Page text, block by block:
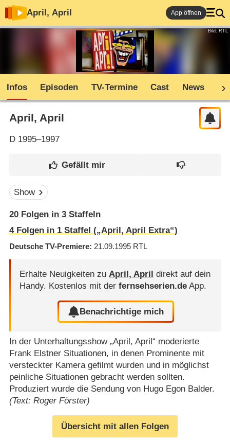
April, April App öffnen
Bild: RTL
Infos Episoden TV-Termine Cast News
April, April
D1995–1997
Show
20Folgen in 3Staffeln
4Folgen in 1Staffel („April, April Extra“)
Deutsche TV-Premiere 21.09.1995 RTL
Erhalte Neuigkeiten zu April, April direkt auf dein
Handy. Kostenlos mit der fernsehserien.deApp.
Benachrichtige mich
In der Unterhaltungsshow „April, April“ moderierte
Frank Elstner Situationen, in denen Prominente mit
versteckter Kamera gefilmt wurden und in möglichst
peinliche Situationen gebracht werden sollten.
Produziert wurde die Sendung von Hugo Egon Balder.
(Text: Roger Förster)
Übersicht mit allen Folgen